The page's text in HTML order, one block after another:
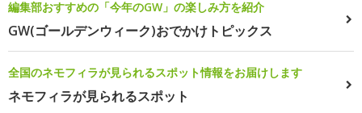
編集部おすすめの「今年のGW」の楽しみ方を紹介
GW(ゴールデンウィーク)おでかけトピックス
全国のネモフィラが見られるスポット情報をお届けします
ネモフィラが見られるスポット